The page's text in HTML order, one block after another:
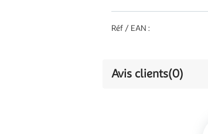
Réf / EAN :
Avis clients(0)